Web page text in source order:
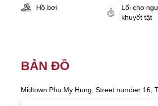
Hồ bơi
Lối cho
khuyết tật
BẢN ĐỒ
Midtown Phu My Hung, Street number 16,